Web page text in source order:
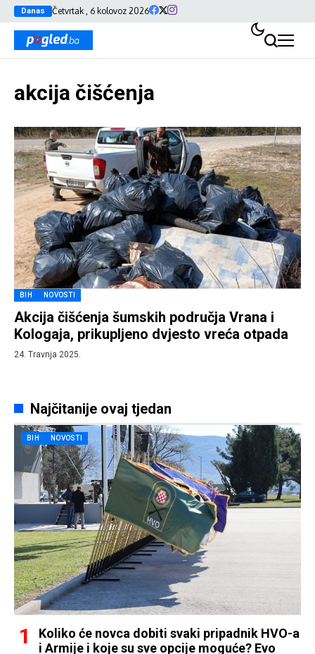
Danas Četvrtak , 6 kolovoz 2026
akcija čišćenja
BIH NOVOSTI
Akcija čišćenja šumskih područja Vrana i
Kologaja, prikupljeno dvjesto vreća otpada
24. Travnja 2025.
Najčitanije ovaj tjedan
BIH NOVOSTI
Koliko će novca dobiti svaki pripadnik HVO-a
i Armije i koje su sve opcije moguće? Evo